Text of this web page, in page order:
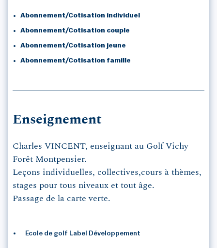
Abonnement/Cotisation individuel
Abonnement/Cotisation couple
Abonnement/Cotisation jeune
Abonnement/Cotisation famille
Enseignement
Charles VINCENT, enseignant au Golf Vichy
Forêt Montpensier.
Leçons individuelles, collectives,cours à thèmes,
stages pour tous niveaux et tout âge.
Passage de la carte verte.
Ecole de golf Label Développement